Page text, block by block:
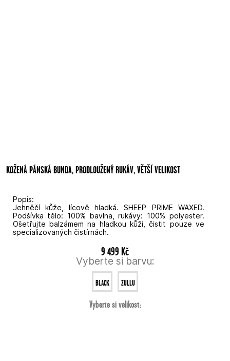
KOŽENÁ PÁNSKÁ BUNDA, PRODLOUŽENÝ RUKÁV, VĚTŠÍ VELIKOST
Popis:
Jehněčí kůže, lícově hladká. SHEEP PRIME WAXED.
Podšívka tělo: 100% bavlna, rukávy: 100% polyester.
Ošetřujte balzámem na hladkou kůži, čistit pouze ve
specializovaných čistírnách.
9 499 Kč
Vyberte si barvu:
BLACK ZULLU
BROWN
Vyberte si velikost: